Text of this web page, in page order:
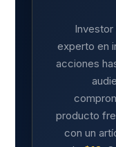
experto en
acciones
producto
con un